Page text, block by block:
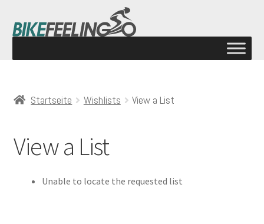
Startseite Wishlists View a List
View a List
Unable to locate the requested list